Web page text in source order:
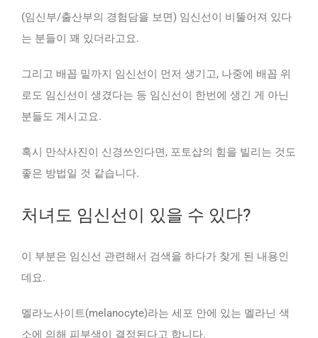
(임신부/출산부의 경험담을 보면) 임신선이 비뚤어져 있다
는 분들이 꽤 있더라고요.
그리고 배꼽 밑까지 임신선이 먼저 생기고, 나중에 배꼽 위
로도 임신선이 생겼다는 등 임신선이 한번에 생긴 게 아닌
분들도 계시고요.
혹시 만삭사진이 신경쓰인다면, 포토샵의 힘을 빌리는 것도
좋은 방법일 것 같습니다.
처녀도 임신선이 있을 수 있다?
이 부분은 임신선 관련해서 검색을 하다가 찾게 된 내용인
데요.
멜라노사이트(melanocyte)라는 세포 안에 있는 멜라닌 색
소에 의해 피부색이 결정된다고 합니다.